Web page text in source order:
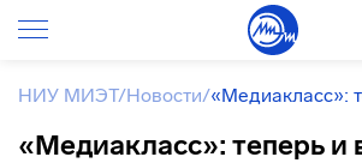
НИУ МИЭТ/Новости/«Медиакласс»:
«Медиакласс»: теперь